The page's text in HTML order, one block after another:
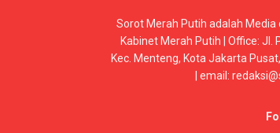
Sorot Merah Putih adalah
Kabinet Merah Putih | Office: Jl.
Kec. Menteng, Kota Jakarta
| email: